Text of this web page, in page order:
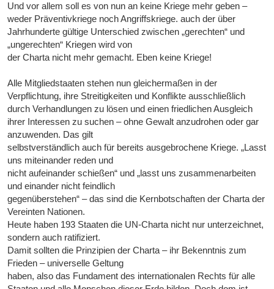
Und vor allem soll es von nun an keine Kriege mehr geben –
weder Präventivkriege noch Angriffskriege. auch der über
Jahrhunderte gültige Unterschied zwischen „gerechten“ und
„ungerechten“ Kriegen wird von
der Charta nicht mehr gemacht. Eben keine Kriege!
Alle Mitgliedstaaten stehen nun gleichermaßen in der
Verpflichtung, ihre Streitigkeiten und Konflikte ausschließlich
durch Verhandlungen zu lösen und einen friedlichen Ausgleich
ihrer Interessen zu suchen – ohne Gewalt anzudrohen oder gar
anzuwenden. Das gilt
selbstverständlich auch für bereits ausgebrochene Kriege. „Lasst
uns miteinander reden und
nicht aufeinander schießen“ und „lasst uns zusammenarbeiten
und einander nicht feindlich
gegenüberstehen“ – das sind die Kernbotschaften der Charta der
Vereinten Nationen.
Heute haben 193 Staaten die UN-Charta nicht nur unterzeichnet,
sondern auch ratifiziert.
Damit sollten die Prinzipien der Charta – ihr Bekenntnis zum
Frieden – universelle Geltung
haben, also das Fundament des internationalen Rechts für alle